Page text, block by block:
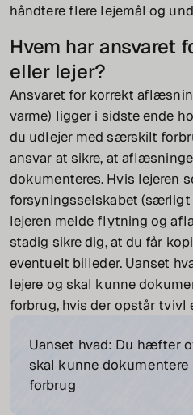
håndtere flere lejemål og
Hvem har ansvaret
eller lejer?
Ansvaret for korrekt
varme) ligger i sidste ende
du udlejer med særskilt
ansvar at sikre, at
dokumenteres. Hvis lejeren
forsyningsselskabet (særligt
lejeren melde flytning og
stadig sikre dig, at du får
eventuelt billeder. Uanset
lejere og skal kunne
forbrug, hvis der opstår tvivl
Uanset hvad: Du hæfter
skal kunne
forbrug